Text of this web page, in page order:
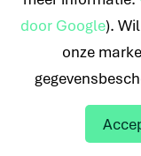
door Google).
onze